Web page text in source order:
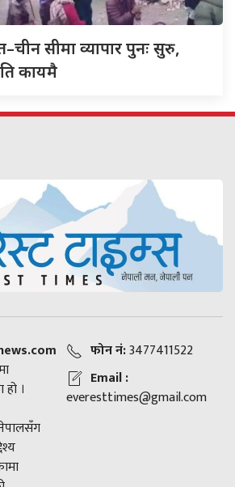
सीमा व्यापार पुनः सुरु,
कायमै
।
फोन नं:3477411522
Email :
everesttimes@gmail.com